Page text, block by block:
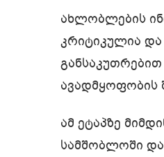
ახლობლების
კრიტიკულია
ავადმყოფობის
ამ ეტაპზე
სამშობლოში